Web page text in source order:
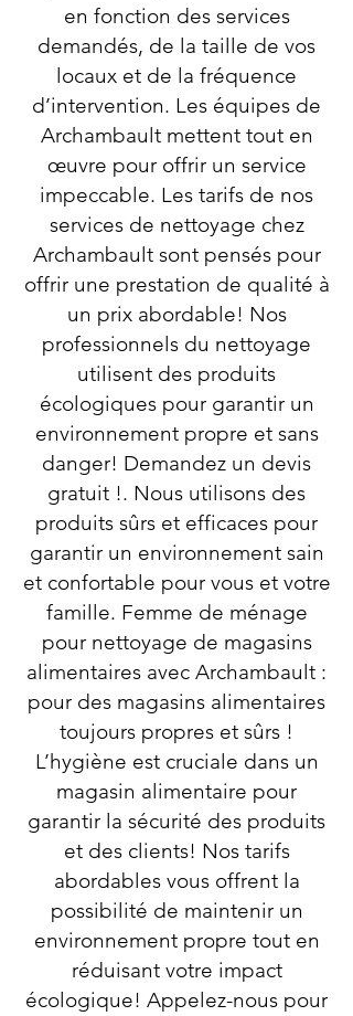
en fonction des services
demandés, de la taille de vos
locaux et de la fréquence
d’intervention. Les équipes de
Archambault mettent tout en
œuvre pour offrir un service
impeccable. Les tarifs de nos
services de nettoyage chez
Archambault sont pensés pour
offrir une prestation de qualité à
un prix abordable! Nos
professionnels du nettoyage
utilisent des produits
écologiques pour garantir un
environnement propre et sans
danger! Demandez un devis
gratuit !. Nous utilisons des
produits sûrs et efficaces pour
garantir un environnement sain
et confortable pour vous et votre
famille. Femme de ménage
pour nettoyage de magasins
alimentaires avec Archambault :
pour des magasins alimentaires
toujours propres et sûrs !
L’hygiène est cruciale dans un
magasin alimentaire pour
garantir la sécurité des produits
et des clients! Nos tarifs
abordables vous offrent la
possibilité de maintenir un
environnement propre tout en
réduisant votre impact
écologique! Appelez-nous pour